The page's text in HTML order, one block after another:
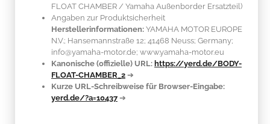
FLOAT CHAMBER / Yamaha Außenborder Ersatzteil)
Angaben zur Produktsicherheit
Herstellerinformationen: YAMAHA MOTOR EUROPE
N.V.; Hansemannstraße 12; 41468 Neuss; Germany;
info@yamaha-motor.de; www.yamaha-motor.eu
Kanonische (offizielle) URL: https://yerd.de/BODY-
FLOAT-CHAMBER_2 ➔
Kurze URL-Schreibweise für Browser-Eingabe:
yerd.de/?a=10437 ➔